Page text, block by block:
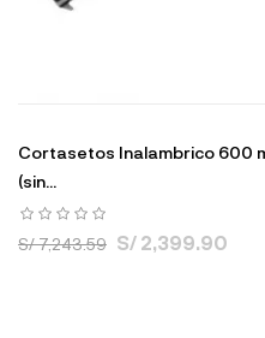
Cortasetos Inalambrico 600
(sin...
S/ 7,243.59 S/ 2,399.90